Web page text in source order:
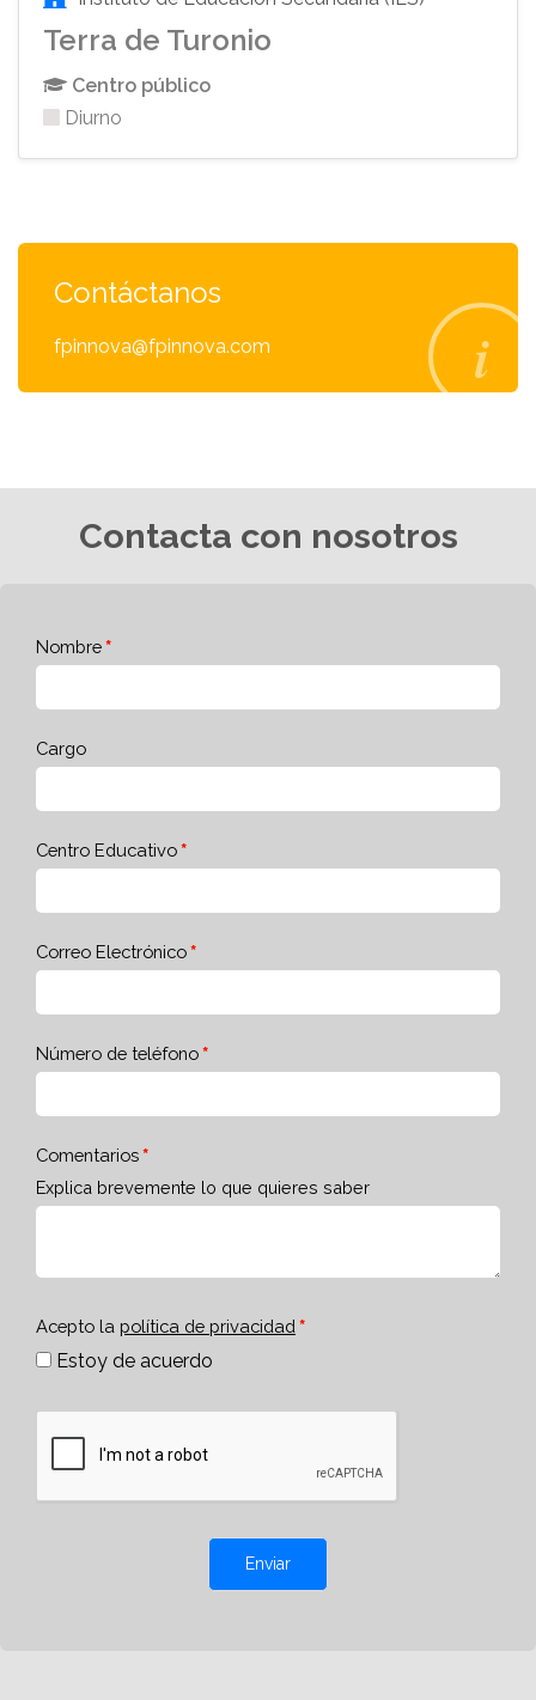
Terra de Turonio
Centro público
Diurno
Contáctanos
fpinnova@fpinnova.com
Contacta con nosotros
Nombre
Cargo
Centro Educativo
Correo Electrónico
Número de teléfono
Comentarios
Explica brevemente lo que quieres saber
Acepto la política de privacidad
Estoy de acuerdo
Enviar